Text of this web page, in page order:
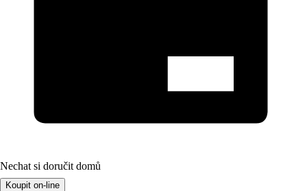
Nechat si doručit domů
Koupit on-line